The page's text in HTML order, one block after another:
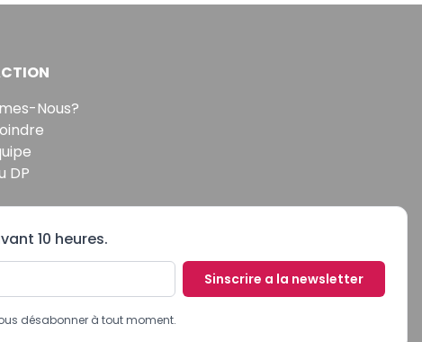
Nous?
DP
10 heures.
Sinscrire a la newsletter
désabonner à tout moment.